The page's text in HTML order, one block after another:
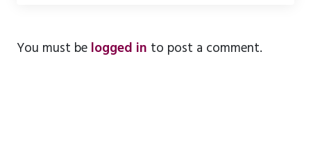
You must be logged in to post a comment.